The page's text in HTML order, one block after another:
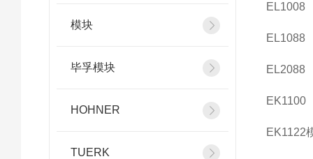
模块
毕孚模块
HOHNER
TUERK
EL1008
EL1088
EL2088
EK1100
EK1122